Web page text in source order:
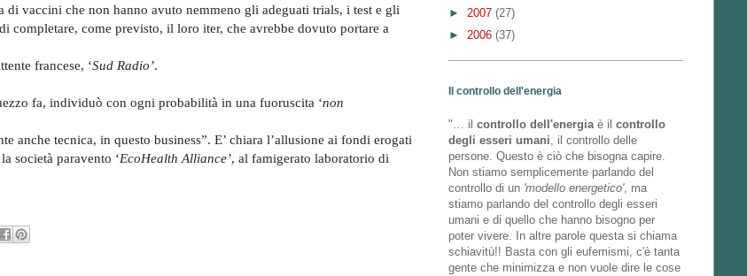
vaccini che non hanno avuto nemmeno gli adeguati trials, i test e gli
completare, come previsto, il loro iter, che avrebbe dovuto portare a
francese, ‘Sud Radio’.
fa, individuò con ogni probabilità in una fuoruscita ‘non
anche tecnica, in questo business”. E’ chiara l’allusione ai fondi erogati
società paravento ‘EcoHealth Alliance’, al famigerato laboratorio di
► 2007 (27)
► 2006 (37)
Il controllo dell'energia
"… il controllo dell'energiaè il controllo
degli esseri umani, il controllo delle
persone. Questo è ciò che bisogna capire.
Non stiamo semplicemente parlando del
controllo di un 'modello energetico', ma
stiamo parlando del controllo degli esseri
umani e di quello che hanno bisogno per
poter vivere. In altre parole questa si chiama
schiavitù!! Basta con gli eufemismi, c'è tanta
gente che minimizza e non vuole dire le cose